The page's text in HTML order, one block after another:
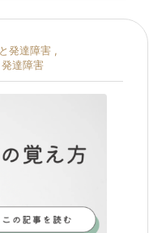
発達障害 ,
達障害